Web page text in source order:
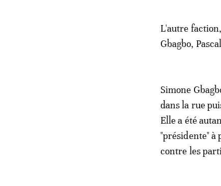
L'autre
Gbagbo,
Simone
dans la rue
Elle a été
"présidente" à
contre les